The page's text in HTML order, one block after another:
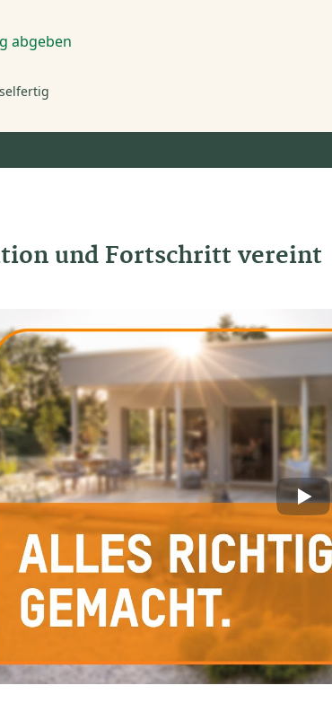
abgeben
und Fortschritt vereint